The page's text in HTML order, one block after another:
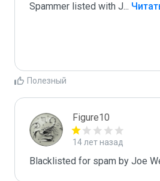
Spammer listed with J...
Полезный
Figure10
14 лет назад
Blacklisted for spam by Joe